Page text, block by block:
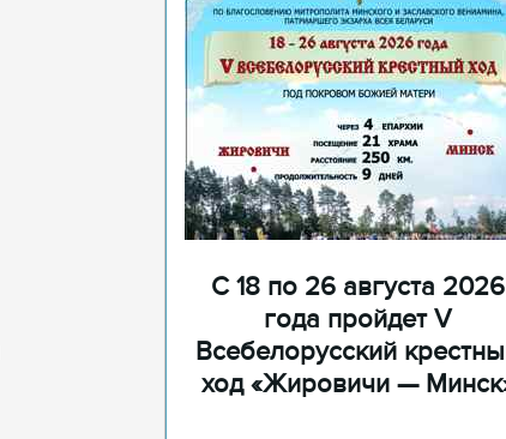
С 18 по 26 августа 2026
года пройдет V
Всебелорусский
ход «Жировичи —